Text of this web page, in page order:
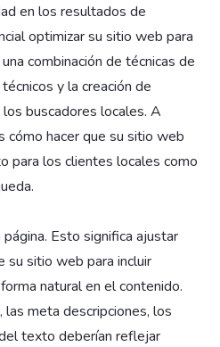
en los resultados de
optimizar su sitio web para
combinación de técnicas de
y la creación de
buscadores locales. A
cómo hacer que su sitio web
para los clientes locales como
Esto significa ajustar
su sitio web para incluir
natural en el contenido.
meta descripciones, los
texto deberían reflejar